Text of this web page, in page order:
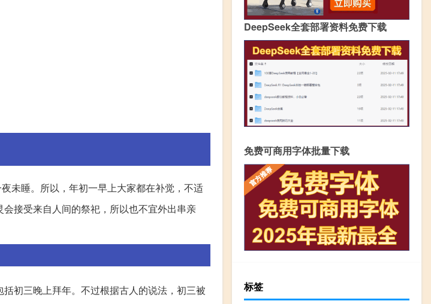
未睡。所以，年初一早上大家都在补觉，不适
会接受来自人间的祭祀，所以也不宜外出串亲
初三晚上拜年。不过根据古人的说法，初三被
DeepSeek全套部署资料免费下载
免费可商用字体批量下载
标签